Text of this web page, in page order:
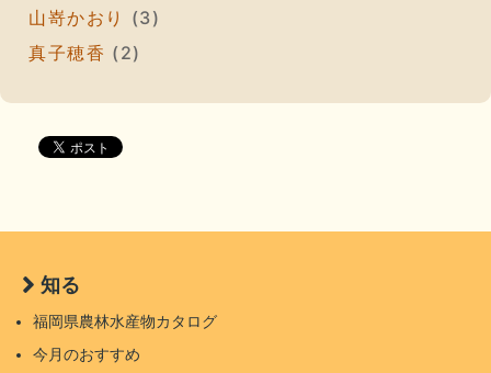
山嵜かおり
(3)
真子穂香 (2)
知る
福岡県農林水産物カタログ
今月のおすすめ